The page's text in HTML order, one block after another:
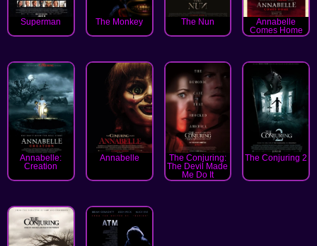
Superman The Monkey The Nun
Annabelle
Comes Home
Annabelle:
Creation
Annabelle
The Conjuring:
The Devil Made
Me Do It
The Conjuring 2